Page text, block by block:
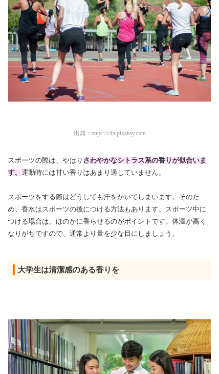
出典： https://cdn.pixabay.com
スポーツの際は、やはり さわやかなシトラス系の香りが似合いま
す。 運動時には甘い香りはあまり適していません。
スポーツをする際はどうしても汗をかいてしまいます。そのた
め、香水はスポーツの後につける方法もあります。スポーツ中に
つける場合は、ほのかに香らせるのがポイントです。体温が高く
なりがちですので、通常より量を少な目にしましょう。
大学生は清潔感のある香りを